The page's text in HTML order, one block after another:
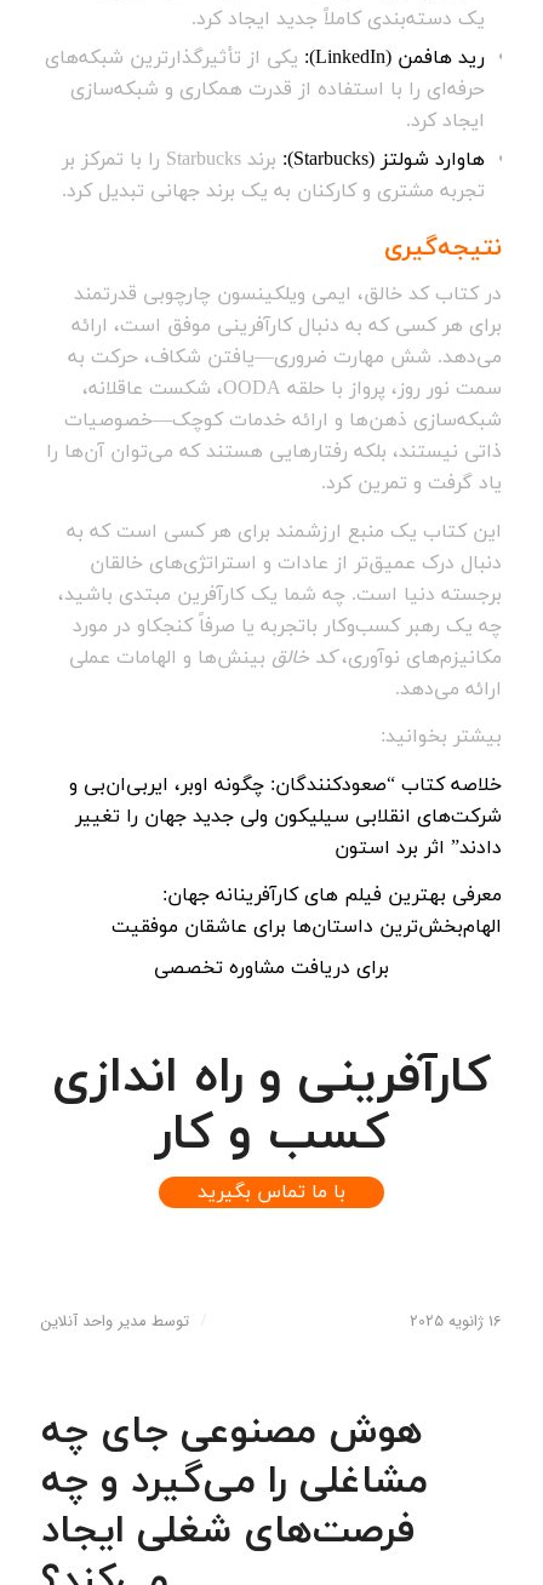
یک دسته‌بندی کاملاً جدید ایجاد کرد.
رید هافمن (LinkedIn):
یکی از تأثیرگذارترین شبکه‌های
حرفه‌ای را با استفاده از قدرت همکاری و شبکه‌سازی
ایجاد کرد.
هاوارد شولتز (Starbucks):
برند Starbucks را با تمرکز بر
تجربه مشتری و کارکنان به یک برند جهانی تبدیل کرد.
نتیجه‌گیری
در کتاب کد خالق، ایمی ویلکینسون چارچوبی قدرتمند
برای هر کسی که به دنبال کارآفرینی موفق است، ارائه
می‌دهد. شش مهارت ضروری—یافتن شکاف، حرکت به
سمت نور روز، پرواز با حلقه OODA، شکست عاقلانه،
شبکه‌سازی ذهن‌ها و ارائه خدمات کوچک—خصوصیات
ذاتی نیستند، بلکه رفتارهایی هستند که می‌توان آن‌ها را
یاد گرفت و تمرین کرد.
این کتاب یک منبع ارزشمند برای هر کسی است که به
دنبال درک عمیق‌تر از عادات و استراتژی‌های خالقان
برجسته دنیا است. چه شما یک کارآفرین مبتدی باشید،
چه یک رهبر کسب‌وکار باتجربه یا صرفاً کنجکاو در مورد
مکانیزم‌های نوآوری،کد خالق بینش‌ها و الهامات عملی
ارائه می‌دهد.
بیشتر بخوانید:
خلاصه‌ کتاب “صعودکنندگان: چگونه اوبر، ایربی‌ان‌بی و
شرکت‌های انقلابی سیلیکون ولی جدید جهان را تغییر
دادند” اثر برد استون
معرفی بهترین فیلم های کارآفرینانه جهان:
الهام‌بخش‌ترین داستان‌ها برای عاشقان موفقیت
برای دریافت مشاوره تخصصی
کارآفرینی و راه اندازی
کسب و کار
با ما تماس بگیرید
16 ژانویه 2025 توسط مدیر واحد آنلاین
هوش مصنوعی جای چه
مشاغلی را می‌گیرد و چه
فرصت‌های شغلی ایجاد